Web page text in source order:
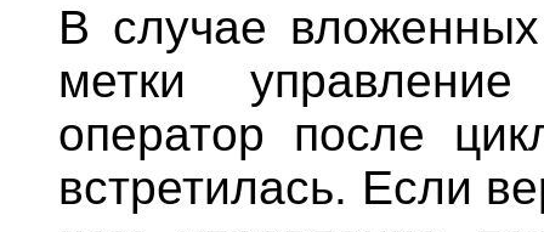
В случае
метки
оператор после
встретилась. Если